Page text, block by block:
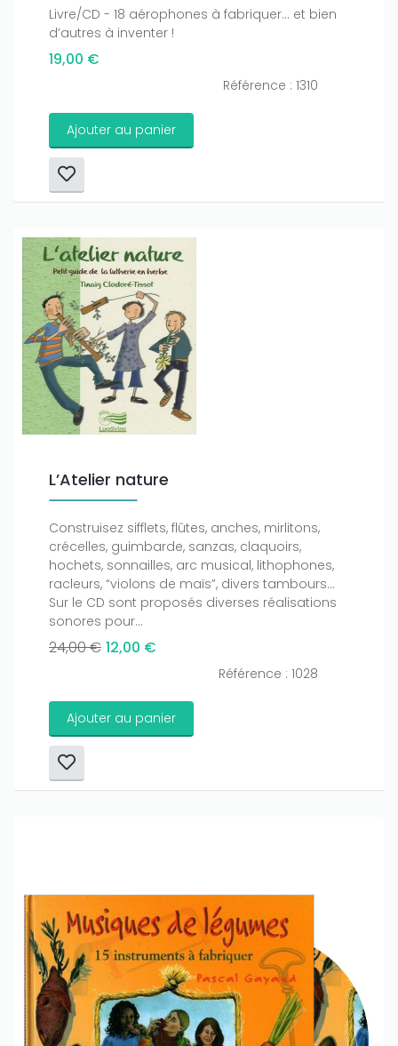
Livre/CD - 18 aérophones à fabriquer… et bien
d’autres à inventer !
19,00 €
Référence : 1310
Ajouter au panier
L’Atelier nature
Construisez sifflets, flûtes, anches, mirlitons,
crécelles, guimbarde, sanzas, claquoirs,
hochets, sonnailles, arc musical, lithophones,
racleurs, “violons de maïs”, divers tambours…
Sur le CD sont proposés diverses réalisations
sonores pour...
24,00 € 12,00 €
Référence : 1028
Ajouter au panier